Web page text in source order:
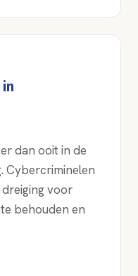
dan ooit in de
Cybercriminelen
voor
behouden en